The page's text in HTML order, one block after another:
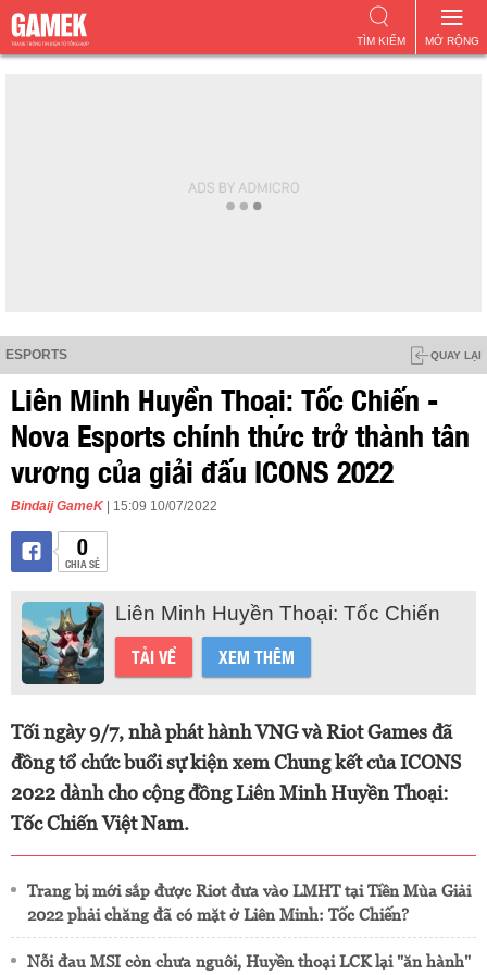
MỞ RỘNG
TÌM KIẾM
ESPORTS QUAY LẠI
Liên Minh Huyền Thoại: Tốc Chiến -
Nova Esports chính thức trở thành tân
vương của giải đấu ICONS 2022
Bindaij GameK | 15:09 10/07/2022
0
CHIA SẺ
Liên Minh Huyền Thoại: Tốc Chiến
TẢI VỀ XEM THÊM
Tối ngày 9/7, nhà phát hành VNG và Riot Games đã
đồng tổ chức buổi sự kiện xem Chung kết của ICONS
2022 dành cho cộng đồng Liên Minh Huyền Thoại:
Tốc Chiến Việt Nam.
Trang bị mới sắp được Riot đưa vào LMHT tại Tiền Mùa Giải
2022 phải chăng đã có mặt ở Liên Minh: Tốc Chiến?
Nỗi đau MSI còn chưa nguôi, Huyền thoại LCK lại "ăn hành"